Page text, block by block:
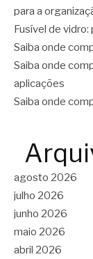
para a
Fusível de
Saiba onde
Saiba onde
aplicações
Saiba onde
agosto 2026
julho 2026
junho 2026
maio 2026
abril 2026